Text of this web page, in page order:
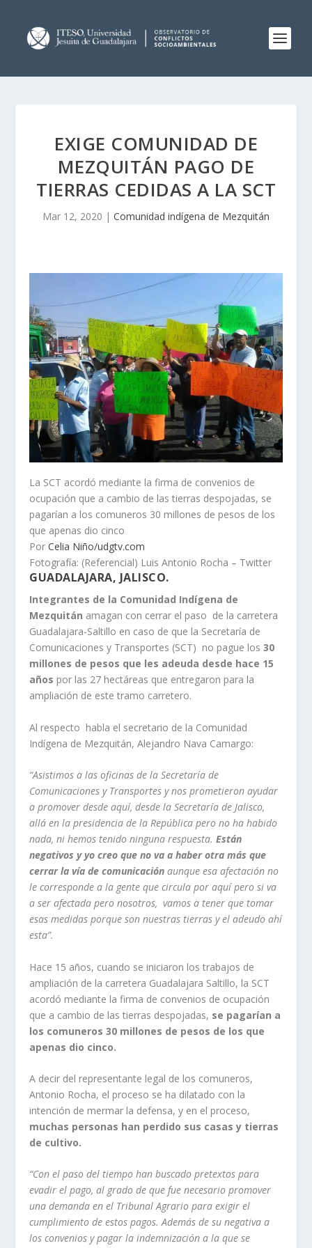
EXIGE COMUNIDAD DE
MEZQUITÁN PAGO DE
TIERRAS CEDIDAS A LA SCT
Mar 12, 2020 | Comunidad indígena de Mezquitán
La SCT acordó mediante la firma de convenios de
ocupación que a cambio de las tierras despojadas, se
pagarían a los comuneros 30 millones de pesos de los
que apenas dio cinco
PorCelia Niño/udgtv.com
Fotografía: (Referencial) Luis Antonio Rocha – Twitter
GUADALAJARA, JALISCO.
Integrantes de la Comunidad Indígena de
Mezquitán amagan con cerrar el paso de la carretera
Guadalajara-Saltillo en caso de que la Secretaría de
Comunicaciones y Transportes (SCT) no pague los30
millones de pesos que les adeuda desde hace 15
años por las 27 hectáreas que entregaron para la
ampliación de este tramo carretero.
Al respecto habla el secretario de la Comunidad
Indígena de Mezquitán, Alejandro Nava Camargo:
“Asistimos a las oficinas de la Secretaría de
Comunicaciones y Transportes y nos prometieron ayudar
a promover desde aquí, desde la Secretaría de Jalisco,
allá en la presidencia de la República pero no ha habido
nada, ni hemos tenido ninguna respuesta.Están
negativos y yo creo que no va a haber otra más que
cerrar la vía de comunicación aunque esa afectación no
le corresponde a la gente que circula por aquí pero si va
a ser afectada pero nosotros, vamos a tener que tomar
esas medidas porque son nuestras tierras y el adeudo ahí
esta”.
Hace 15 años, cuando se iniciaron los trabajos de
ampliación de la carretera Guadalajara Saltillo, la SCT
acordó mediante la firma de convenios de ocupación
que a cambio de las tierras despojadas, se pagarían a
los comuneros 30 millones de pesos de los que
apenas dio cinco.
A decir del representante legal de los comuneros,
Antonio Rocha, el proceso se ha dilatado con la
intención de mermar la defensa, y en el proceso,
muchas personas han perdido sus casas y tierras
de cultivo.
“Con el paso del tiempo han buscado pretextos para
evadir el pago, al grado de que fue necesario promover
una demanda en el Tribunal Agrario para exigir el
cumplimiento de estos pagos. Además de su negativa a
los convenios y pagar la indemnización a la que se